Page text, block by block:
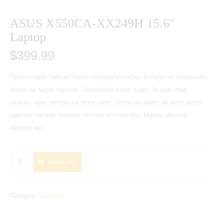
ASUS X550CA-XX249H 15.6″
Laptop
$399.99
Pellentesque habitant morbi tristique senectus et netus et malesuada
fames ac turpis egestas. Vestibulum tortor quam, feugiat vitae,
ultricies eget, tempor sit amet, ante. Donec eu libero sit amet quam
egestas semper. Aenean ultricies mi vitae est. Mauris placerat
eleifend leo.
ASUS
X550CA-
15.6"
Add to cart
Category: Laptops